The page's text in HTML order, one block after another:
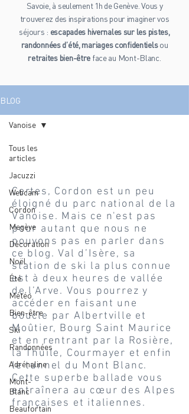
Savoie, à seulement 1h de Genève. Vous y
trouverez des inspirations pour imaginer vos
séjours : escapades hivernales sur les pistes,
randonnées d’été, mariages confidentielsou
retraites bien-être face au Mont-Blanc.
BLOG
Tous les
articles
Jacuzzi
Webcam
Cordon
Megève
Décoration
Noël
Été
Météo
Bien-être
Ski
Randonnées
Adrénaline
Mont-
Blanc
Beaufortain
Vanoise
Vanoise
Certes, Cordon est un peu
éloigné du parc national de la
Vanoise. Mais ce n'est pas
pour autant que nous ne
pouvons pas en parler dans
ce blog. Val d’Isère, sa
station de ski la plus connue
est à deux heures de vallée
de l’Arve. Vous pourrez y
accéder en faisant une
boucle par Albertville et
Moûtier, Bourg Saint Maurice
et en rentrant par la Rosière,
la Thuile, Courmayer et enfin
le tunnel du Mont Blanc.
Cette superbe ballade vous
entraînera au cœur des Alpes
françaises et italiennes.